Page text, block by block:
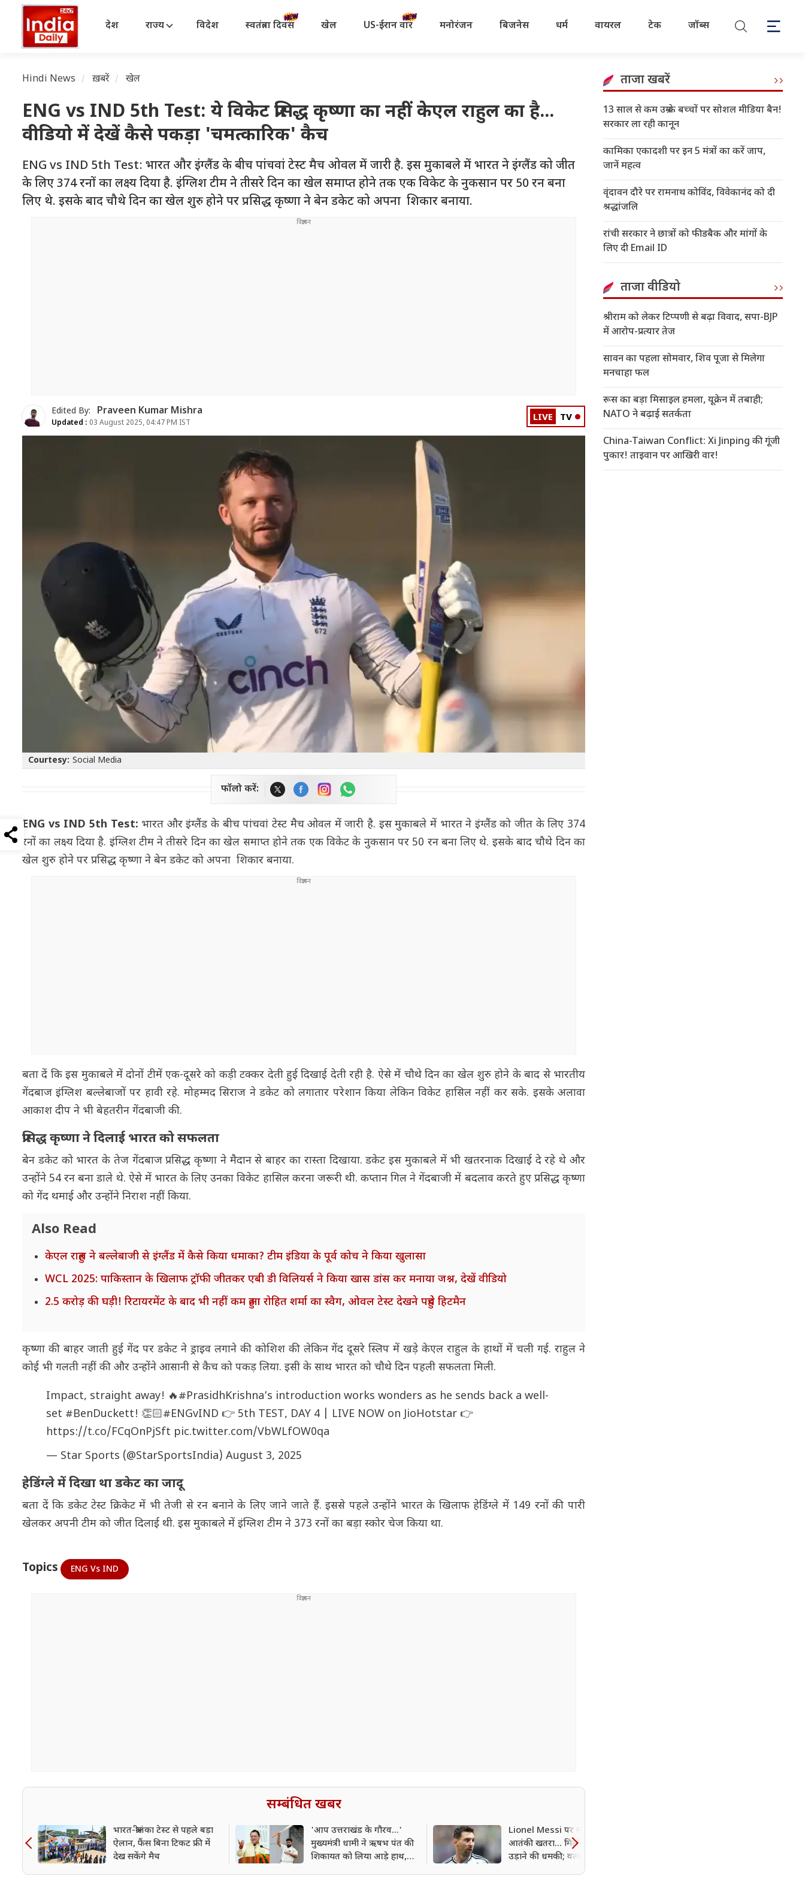
देश राज्य विदेश स्वतंत्रता दिवस खेल US-ईरान वॉर मनोरंजन बिजनेस धर्म वायरल टेक जॉब्स
Hindi News ख़बरें खेल
ENG vs IND 5th Test: ये विकेट प्रसिद्ध कृष्णा का नहीं केएल राहुल का है...
वीडियो में देखें कैसे पकड़ा 'चमत्कारिक' कैच
ENG vs IND 5th Test: भारत और इंग्लैंड के बीच पांचवां टेस्ट मैच ओवल में जारी है. इस मुकाबले में भारत ने इंग्लैंड को जीत
के लिए 374 रनों का लक्ष्य दिया है. इंग्लिश टीम ने तीसरे दिन का खेल समाप्त होने तक एक विकेट के नुकसान पर 50 रन बना
लिए थे. इसके बाद चौथे दिन का खेल शुरु होने पर प्रसिद्ध कृष्णा ने बेन डकेट को अपना शिकार बनाया.
Edited By: Praveen Kumar Mishra
Updated : 03 August 2025, 04:47 PM IST LIVE TV
Courtesy: Social Media
फॉलो करें:
ENG vs IND 5th Test: भारत और इंग्लैंड के बीच पांचवां टेस्ट मैच ओवल में जारी है. इस मुकाबले में भारत ने इंग्लैंड को जीत के लिए 374
रनों का लक्ष्य दिया है. इंग्लिश टीम ने तीसरे दिन का खेल समाप्त होने तक एक विकेट के नुकसान पर 50 रन बना लिए थे. इसके बाद चौथे दिन का
खेल शुरु होने पर प्रसिद्ध कृष्णा ने बेन डकेट को अपना शिकार बनाया.
बता दें कि इस मुकाबले में दोनों टीमें एक-दूसरे को कड़ी टक्कर देती हुई दिखाई देती रही है. ऐसे में चौथे दिन का खेल शुरु होने के बाद से भारतीय
गेंदबाज इंग्लिश बल्लेबाजों पर हावी रहे. मोहम्मद सिराज ने डकेट को लगातार परेशान किया लेकिन विकेट हासिल नहीं कर सके. इसके अलावा
आकाश दीप ने भी बेहतरीन गेंदबाजी की.
प्रसिद्ध कृष्णा ने दिलाई भारत को सफलता
बेन डकेट को भारत के तेज गेंदबाज प्रसिद्ध कृष्णा ने मैदान से बाहर का रास्ता दिखाया. डकेट इस मुकाबले में भी खतरनाक दिखाई दे रहे थे और
उन्होंने 54 रन बना डाले थे. ऐसे में भारत के लिए उनका विकेट हासिल करना जरूरी थी. कप्तान गिल ने गेंदबाजी में बदलाव करते हुए प्रसिद्ध कृष्णा
को गेंद थमाई और उन्होंने निराश नहीं किया.
Also Read
केएल राहुल ने बल्लेबाजी से इंग्लैंड में कैसे किया धमाका? टीम इंडिया के पूर्व कोच ने किया खुलासा
WCL 2025: पाकिस्तान के खिलाफ ट्रॉफी जीतकर एबी डी विलियर्स ने किया खास डांस कर मनाया जश्न, देखें वीडियो
2.5 करोड़ की घड़ी! रिटायरमेंट के बाद भी नहीं कम हुआ रोहित शर्मा का स्वैग, ओवल टेस्ट देखने पहुंचे हिटमैन
कृष्णा की बाहर जाती हुई गेंद पर डकेट ने ड्राइव लगाने की कोशिश की लेकिन गेंद दूसरे स्लिप में खड़े केएल राहुल के हाथों में चली गई. राहुल ने
कोई भी गलती नहीं की और उन्होंने आसानी से कैच को पकड़ लिया. इसी के साथ भारत को चौथे दिन पहली सफलता मिली.
Impact, straight away! 🔥#PrasidhKrishna’s introduction works wonders as he sends back a well-
set #BenDuckett! 👏🏻#ENGvIND 👉 5th TEST, DAY 4 | LIVE NOW on JioHotstar 👉
https://t.co/FCqOnPjSft pic.twitter.com/VbWLfOW0qa
— Star Sports (@StarSportsIndia) August 3, 2025
हेडिंग्ले में दिखा था डकेट का जादू
बता दें कि डकेट टेस्ट क्रिकेट में भी तेजी से रन बनाने के लिए जाने जाते हैं. इससे पहले उन्होंने भारत के खिलाफ हेडिंग्ले में 149 रनों की पारी
खेलकर अपनी टीम को जीत दिलाई थी. इस मुकाबले में इंग्लिश टीम ने 373 रनों का बड़ा स्कोर चेज किया था.
Topics ENG Vs IND
सम्बंधित खबर
भारत-श्रीलंका टेस्ट से पहले बड़ा
ऐलान, फैंस बिना टिकट फ्री में
देख सकेंगे मैच
'आप उत्तराखंड के गौरव...'
मुख्यमंत्री धामी ने ऋषभ पंत की
शिकायत को लिया आड़े हाथ,
Lionel Messi पर मंडराया
आतंकी खतरा... मिली बम से
उड़ाने की धमकी; वर्ल्ड कप में
सुरक्षा रिपोर्ट ने मचाई खलबली
ताजा खबरें
13 साल से कम उम्र के बच्चों पर सोशल मीडिया बैन!
सरकार ला रही कानून
कामिका एकादशी पर इन 5 मंत्रों का करें जाप,
जानें महत्व
वृंदावन दौरे पर रामनाथ कोविंद, विवेकानंद को दी
श्रद्धांजलि
रांची सरकार ने छात्रों को फीडबैक और मांगों के
लिए दी Email ID
ताजा वीडियो
श्रीराम को लेकर टिप्पणी से बढ़ा विवाद, सपा-BJP
में आरोप-प्रत्यार तेज
सावन का पहला सोमवार, शिव पूजा से मिलेगा
मनचाहा फल
रूस का बड़ा मिसाइल हमला, यूक्रेन में तबाही;
NATO ने बढ़ाई सतर्कता
China-Taiwan Conflict: Xi Jinping की गूंजी
पुकार! ताइवान पर आखिरी वार!